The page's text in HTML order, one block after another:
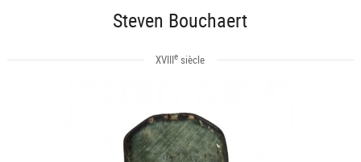
Steven Bouchaert
XVIIIe siècle